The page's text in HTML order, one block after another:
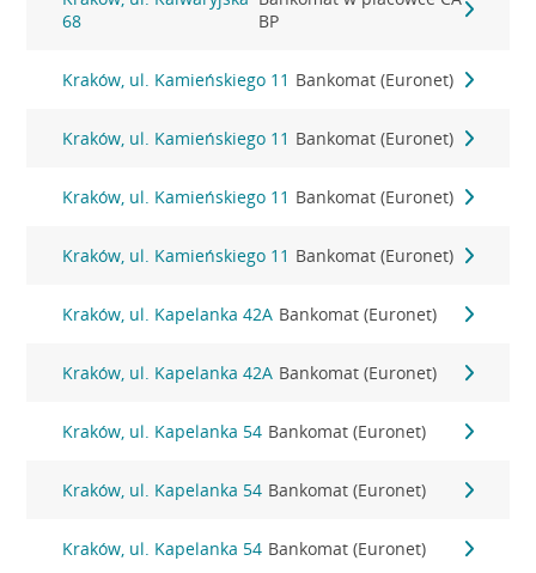
68
BP
Kraków, ul. Kamieńskiego 11 Bankomat (Euronet)
Kraków, ul. Kamieńskiego 11 Bankomat (Euronet)
Kraków, ul. Kamieńskiego 11 Bankomat (Euronet)
Kraków, ul. Kamieńskiego 11 Bankomat (Euronet)
Kraków, ul. Kapelanka 42A Bankomat (Euronet)
Kraków, ul. Kapelanka 42A Bankomat (Euronet)
Kraków, ul. Kapelanka 54 Bankomat (Euronet)
Kraków, ul. Kapelanka 54 Bankomat (Euronet)
Kraków, ul. Kapelanka 54 Bankomat (Euronet)